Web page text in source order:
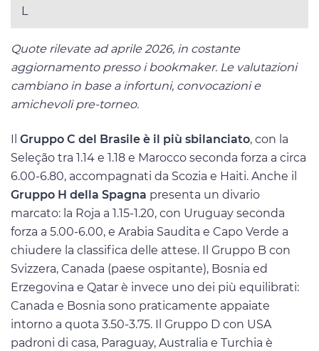
L
Quote rilevate ad aprile 2026, in costante
aggiornamento presso i bookmaker. Le valutazioni
cambiano in base a infortuni, convocazioni e
amichevoli pre-torneo.
Il Gruppo C del Brasile è il più sbilanciato, con la
Seleção tra 1.14 e 1.18 e Marocco seconda forza a circa
6.00-6.80, accompagnati da Scozia e Haiti. Anche il
Gruppo H della Spagna presenta un divario
marcato: la Roja a 1.15-1.20, con Uruguay seconda
forza a 5.00-6.00, e Arabia Saudita e Capo Verde a
chiudere la classifica delle attese. Il Gruppo B con
Svizzera, Canada (paese ospitante), Bosnia ed
Erzegovina e Qatar è invece uno dei più equilibrati:
Canada e Bosnia sono praticamente appaiate
intorno a quota 3.50-3.75. Il Gruppo D con USA
padroni di casa, Paraguay, Australia e Turchia è